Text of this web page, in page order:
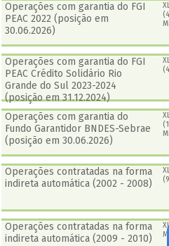
Operações com garantia do FGI
PEAC 2022 (posição em
30.06.2026)
Operações com garantia do FGI
PEAC Crédito Solidário Rio
Grande do Sul 2023-2024
(posição em 31.12.2024)
Operações com garantia do
Fundo Garantidor BNDES-Sebrae
(posição em 30.06.2026)
Operações contratadas na forma
indireta automática (2002 - 2008)
Operações contratadas na forma
indireta automática (2009 - 2010)